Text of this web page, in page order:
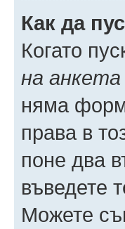
Как да
Когато
на анкета
няма
права в
поне два
въведете
Можете